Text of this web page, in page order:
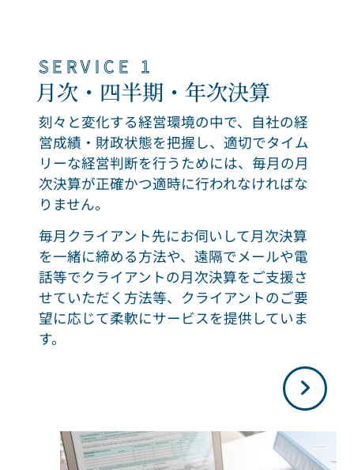
SERVICE 1
月次・四半期・年次決算
刻々と変化する経営環境の中で、自社の経
営成績・財政状態を把握し、適切でタイム
リーな経営判断を行うためには、毎月の月
次決算が正確かつ適時に行われなければな
りません。
毎月クライアント先にお伺いして月次決算
を一緒に締める方法や、遠隔でメールや電
話等でクライアントの月次決算をご支援さ
せていただく方法等、クライアントのご要
望に応じて柔軟にサービスを提供していま
す。